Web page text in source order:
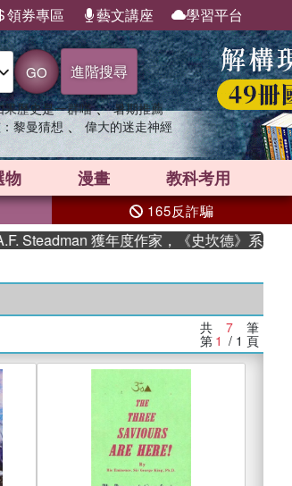
領券專區 藝文講座 學習平台
GO 進階搜尋
果歷史是一群喵 、 暑期推薦
黎曼猜想 、 偉大的迷走神經
物 漫畫 教科考用
165反詐騙
獲年度作家，《史坎德》系列帶你
共 7 筆
第 1 / 1 頁